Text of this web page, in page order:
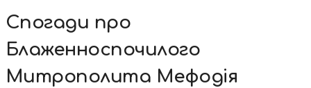
Спогади про
Блаженноспочилого
Митрополита Мефодія